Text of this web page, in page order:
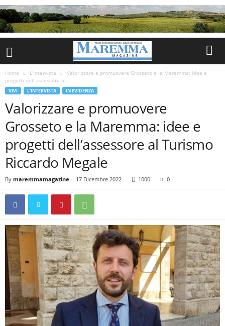
Home L'Intervista
Valorizzare e promuovere Grosseto e la Maremma: idee e
progetti dell’assessore al...
VIVI L'INTERVISTA IN EVIDENZA
Valorizzare e promuovere
Grosseto e la Maremma: idee e
progetti dell’assessore al Turismo
Riccardo Megale
By maremmamagazine - 17 Dicembre 2022 1000 0